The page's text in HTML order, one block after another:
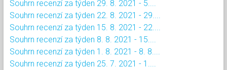
Souhrn recenzí za týden 29. 8. 2021 - 5....
Souhrn recenzí za týden 22. 8. 2021 - 29....
Souhrn recenzí za týden 15. 8. 2021 - 22....
Souhrn recenzí za týden 8. 8. 2021 - 15....
Souhrn recenzí za týden 1. 8. 2021 - 8. 8....
Souhrn recenzí za týden 25. 7. 2021 - 1....